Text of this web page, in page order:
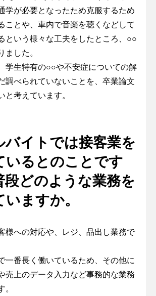
学が必要となったため克服するため
ことや、車内で音楽を聴くなどして
という様々な工夫をしたところ、○○
ました。
学生特有の○○や不安症についての解
調べられていないことを、卒業論文
と考えています。
イトでは接客業を
いるとのことです
段どのような業務を
いますか。
様への対応や、レジ、品出し業務で
一番長く働いているため、その他に
売上のデータ入力など事務的な業務
。